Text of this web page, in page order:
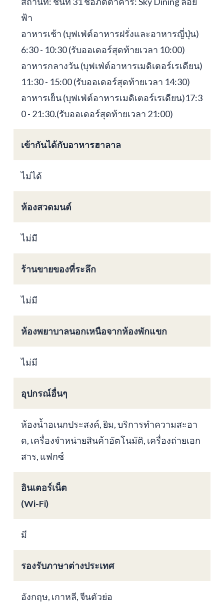
ฟ้า
อาหารเช้า (บุฟเฟ่ต์อาหารฝรั่งและอาหารญี่ปุ่น)
6:30 - 10:30 (รับออเดอร์สุดท้ายเวลา 10:00)
อาหารกลางวัน (บุฟเฟ่ต์อาหารเมดิเตอร์เรเดียน)
11:30 - 15:00 (รับออเดอร์สุดท้ายเวลา 14:30)
อาหารเย็น (บุฟเฟ่ต์อาหารเมดิเตอร์เรเดียน)17:3
0 - 21:30.(รับออเดอร์สุดท้ายเวลา 21:00)
เข้ากันได้กับอาหารฮาลาล
ไม่ได้
ห้องสวดมนต์
ไม่มี
ร้านขายของที่ระลึก
ไม่มี
ห้องพยาบาลนอกเหนือจากห้องพักแขก
ไม่มี
อุปกรณ์อื่นๆ
ห้องน้ำอเนกประสงค์, ยิม, บริการทำความสะอา
ด, เครื่องจำหน่ายสินค้าอัตโนมัติ, เครื่องถ่ายเอก
สาร, แฟกซ์
อินเตอร์เน็ต
(Wi-Fi)
มี
รองรับภาษาต่างประเทศ
อังกฤษ, เกาหลี, จีนตัวย่อ